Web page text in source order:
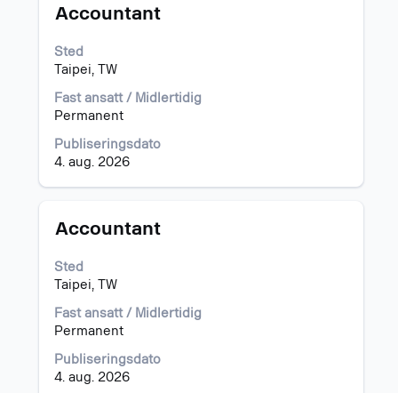
å
jobben.
Tittel
Accountant
Sted
Taipei, TW
Fast ansatt / Midlertidig
Permanent
Publiseringsdato
4. aug. 2026
Velg
mellomromstasten
for
vise
det
innholdet
i
jobbinformasjonen.
Tittel
Accountant
Sted
Taipei, TW
Fast ansatt / Midlertidig
Permanent
Publiseringsdato
4. aug. 2026
Velg
mellomromstasten
for
vise
det
innholdet
i